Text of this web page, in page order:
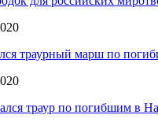
траурный марш по
траур по погибшим в